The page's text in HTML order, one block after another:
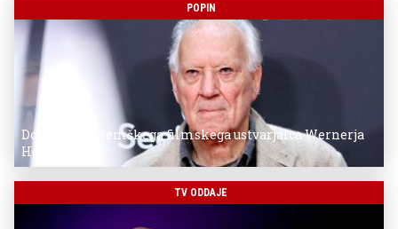
POPIN
Donostia za nemškega filmskega ustvarjalca Wernerja
Herzoga
TV ODDAJE